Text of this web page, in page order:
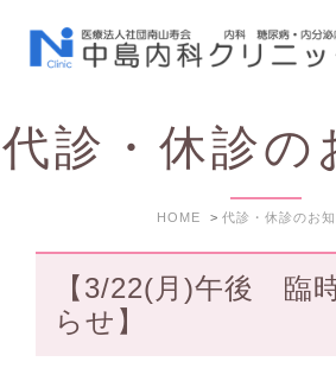
代診・休診の
HOME 代診・休診のお
【3/22(月)午後 臨
らせ】